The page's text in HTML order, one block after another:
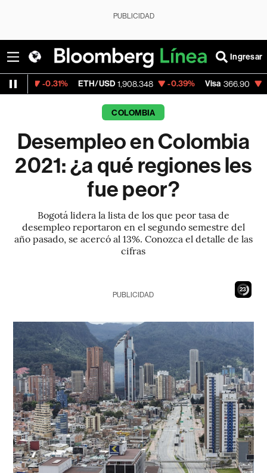
PUBLICIDAD
Ingresar
ETH/USD 1,908.348 -0.39% Visa 366.90 -0.44%
COLOMBIA
Desempleo en Colombia
2021: ¿a qué regiones les
fue peor?
Bogotá lidera la lista de los que peor tasa de
desempleo reportaron en el segundo semestre del
año pasado, se acercó al 13%. Conozca el detalle de las
cifras
22
PUBLICIDAD